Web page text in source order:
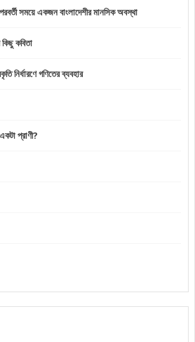
সময়ে একজন বাংলাদেশীর মানসিক অবস্থা
কবিতা
নির্ধারণে গণিতের ব্যবহার
প্রাণী?